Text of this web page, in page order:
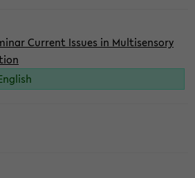
Current Issues in Multisensory